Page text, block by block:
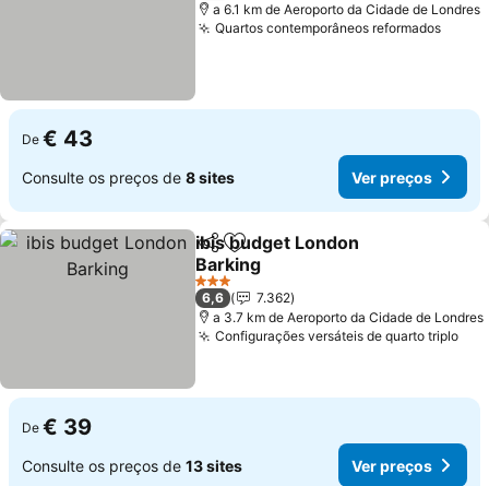
a 6.1 km de Aeroporto da Cidade de Londres
Quartos contemporâneos reformadosVer
De € 43
Consulte os preços de 8 sites Ver preços
PartilharAdicionar aos favoritos
ibis budget London
Barking
Ver preços
3 Estrelas
6,6
7.362
a 3.7 km de Aeroporto da Cidade de Londres
Configurações versáteis de quarto triplo
De € 39
Consulte os preços de 13 sites Ver preços